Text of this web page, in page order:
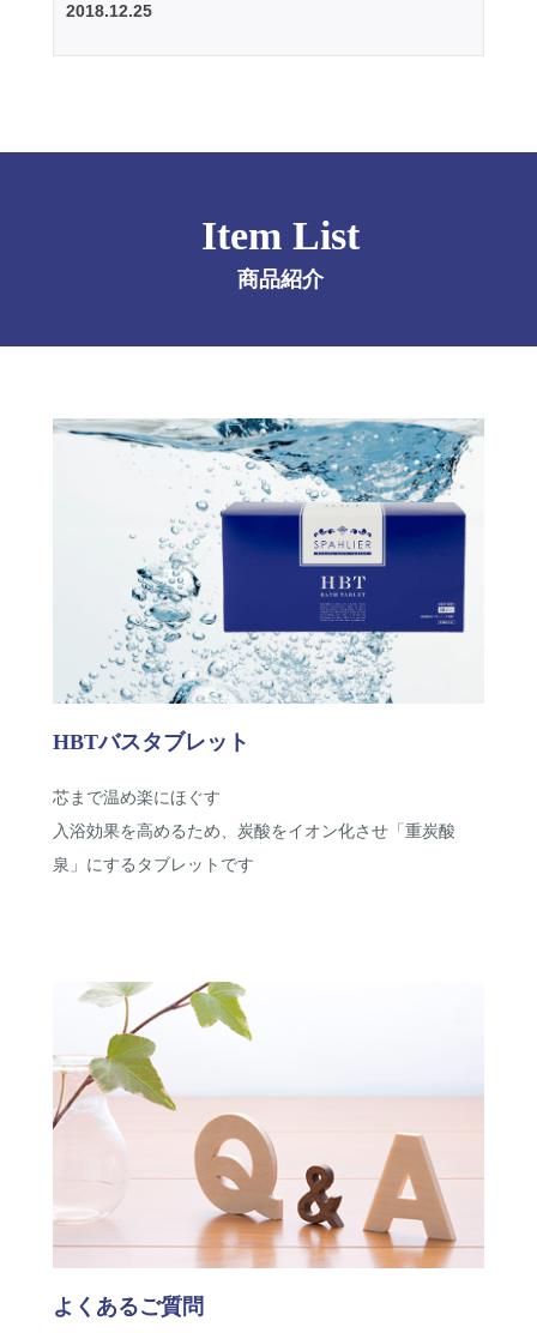
2018.12.25
Item List
商品紹介
HBTバスタブレット
芯まで温め楽にほぐす
入浴効果を高めるため、炭酸をイオン化させ「重炭酸
泉」にするタブレットです
よくあるご質問